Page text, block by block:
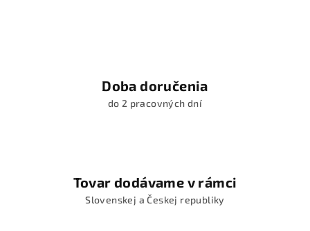
Doba doručenia
do 2 pracovných dní
Tovar dodávame v rámci
Slovenskej a Českej republiky